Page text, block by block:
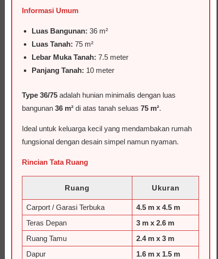
Informasi Umum
Luas Bangunan: 36 m²
Luas Tanah: 75 m²
Lebar Muka Tanah: 7.5 meter
Panjang Tanah: 10 meter
Type 36/75 adalah hunian minimalis dengan luas
bangunan36 m² di atas tanah seluas75 m².
Ideal untuk keluarga kecil yang mendambakan rumah
fungsional dengan desain simpel namun nyaman.
Rincian Tata Ruang
Ruang Ukuran
Carport / Garasi Terbuka
4.5 m x 4.5 m
Teras Depan
3 m x 2.6 m
Ruang Tamu
2.4 m x 3 m
Dapur
1.6 m x 1.5 m